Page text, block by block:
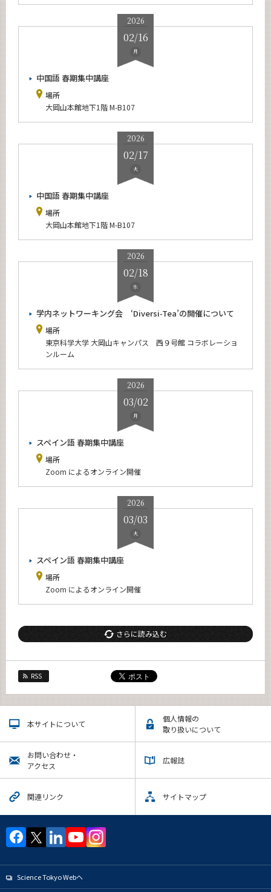
2026
02/16
月
中国語 春期集中講座
場所
大岡山本館地下1階 M-B107
2026
02/17
火
中国語 春期集中講座
場所
大岡山本館地下1階 M-B107
2026
02/18
水
学内ネットワーキング会 ‘Diversi-Tea’の開催について
場所
東京科学大学 大岡山キャンパス 西９号館 コラボレーショ
ンルーム
2026
03/02
月
スペイン語 春期集中講座
場所
Zoom によるオンライン開催
2026
03/03
火
スペイン語 春期集中講座
場所
Zoom によるオンライン開催
さらに読み込む
RSS
本サイトについて
個人情報の
取り扱いについて
お問い合わせ・
アクセス
広報誌
関連リンク サイトマップ
Science Tokyo Webヘ